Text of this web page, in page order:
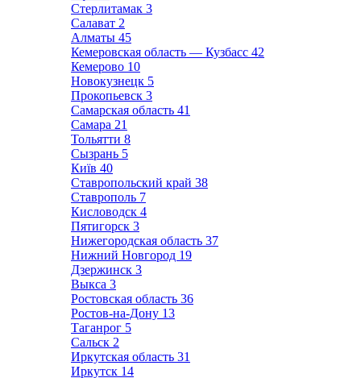
Стерлитамак 3
Салават 2
Алматы 45
Кемеровская область — Кузбасс 42
Кемерово 10
Новокузнецк 5
Прокопьевск 3
Самарская область 41
Самара 21
Тольятти 8
Сызрань 5
Київ 40
Ставропольский край 38
Ставрополь 7
Кисловодск 4
Пятигорск 3
Нижегородская область 37
Нижний Новгород 19
Дзержинск 3
Выкса 3
Ростовская область 36
Ростов-на-Дону 13
Таганрог 5
Сальск 2
Иркутская область 31
Иркутск 14